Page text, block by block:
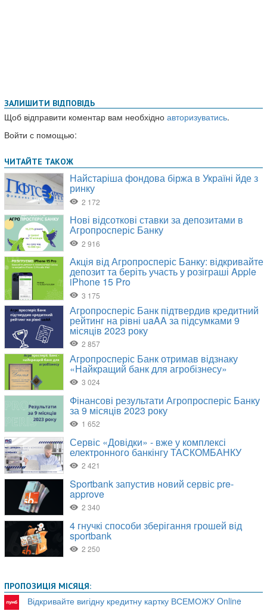
ЗАЛИШИТИ ВІДПОВІДЬ
Щоб відправити коментар вам необхідно авторизуватись.
Войти с помощью:
ПРОПОЗИЦІЯ МІСЯЦЯ:
Відкривайте вигідну кредитну картку ВСЕМОЖУ Online